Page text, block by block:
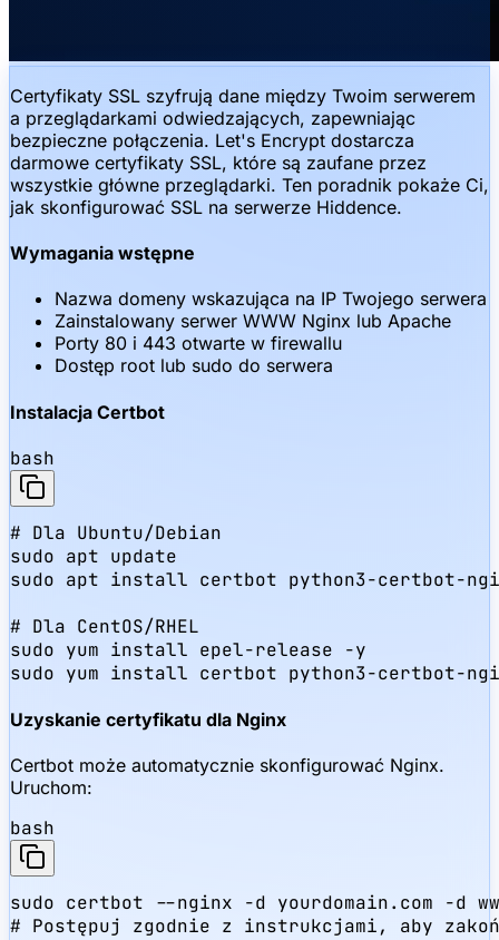
Certyfikaty SSL szyfrują dane między Twoim serwerem
a przeglądarkami odwiedzających, zapewniając
bezpieczne połączenia. Let's Encrypt dostarcza
darmowe certyfikaty SSL, które są zaufane przez
wszystkie główne przeglądarki. Ten poradnik pokaże Ci,
jak skonfigurować SSL na serwerze Hiddence.
Wymagania wstępne
Nazwa domeny wskazująca na IP Twojego serwera
Zainstalowany serwer WWW Nginx lub Apache
Porty 80 i 443 otwarte w firewallu
Dostęp root lub sudo do serwera
Instalacja Certbot
bash
# Dla Ubuntu/Debian
sudo apt update
sudo apt install certbot python3-certbot-
# Dla CentOS/RHEL
sudo yum install epel-release -y
sudo yum install certbot python3-certbot-
Uzyskanie certyfikatu dla Nginx
Certbot może automatycznie skonfigurować Nginx.
Uruchom:
bash
sudo certbot --nginx -d yourdomain.com -d
# Postępuj zgodnie z instrukcjami, aby